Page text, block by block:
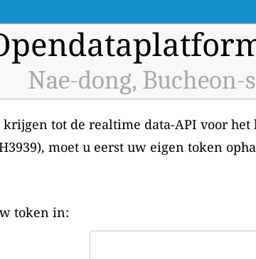
Nae-dong, Bucheon-
krijgen tot de realtime data-API voor
moet u eerst uw eigen token
token in: